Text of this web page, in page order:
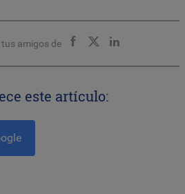
amigos de
este artículo: